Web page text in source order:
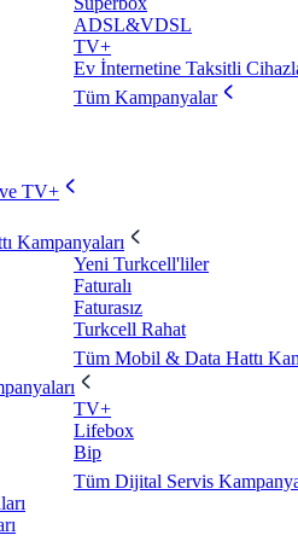
ADSL&VDSL
TV+
Ev İnternetine Taksitli
Tüm Kampanyalar
TV+
Kampanyaları
Yeni Turkcell'liler
Faturalı
Faturasız
Turkcell Rahat
Tüm Mobil & Data Hattı
TV+
Lifebox
Bip
Tüm Dijital Servis